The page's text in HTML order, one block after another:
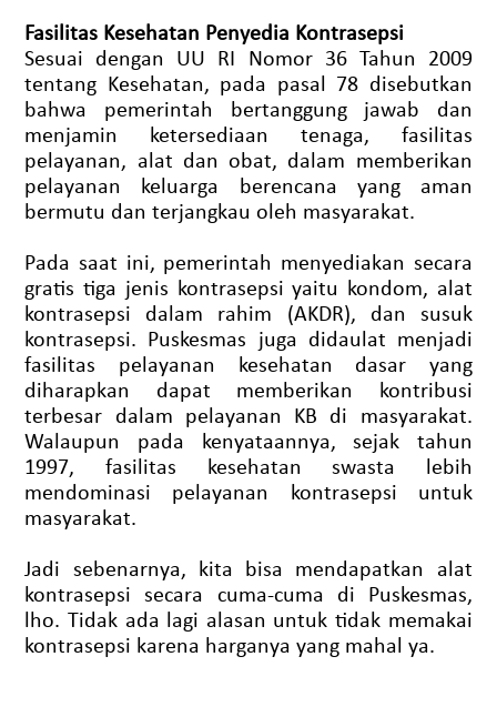
Fasilitas Kesehatan Penyedia Kontrasepsi
Sesuai dengan UU RI Nomor 36 Tahun 2009
tentang Kesehatan, pada pasal 78 disebutkan
bahwa pemerintah bertanggung jawab dan
menjamin ketersediaan tenaga, fasilitas
pelayanan, alat dan obat, dalam memberikan
pelayanan keluarga berencana yang aman
bermutu dan terjangkau oleh masyarakat.
Pada saat ini, pemerintah menyediakan secara
gratis tiga jenis kontrasepsi yaitu kondom, alat
kontrasepsi dalam rahim (AKDR), dan susuk
kontrasepsi. Puskesmas juga didaulat menjadi
fasilitas pelayanan kesehatan dasar yang
diharapkan dapat memberikan kontribusi
terbesar dalam pelayanan KB di masyarakat.
Walaupun pada kenyataannya, sejak tahun
1997, fasilitas kesehatan swasta lebih
mendominasi pelayanan kontrasepsi untuk
masyarakat.
Jadi sebenarnya, kita bisa mendapatkan alat
kontrasepsi secara cuma-cuma di Puskesmas,
lho. Tidak ada lagi alasan untuk tidak memakai
kontrasepsi karena harganya yang mahal ya.